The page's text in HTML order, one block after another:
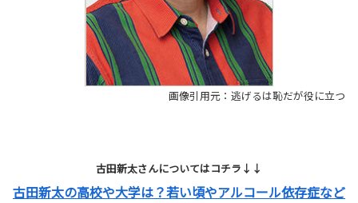
画像引用元：逃げるは恥だが役に立つ
古田新太さんについてはコチラ↓↓
古田新太の高校や大学は？若い頃やアルコール依存症など